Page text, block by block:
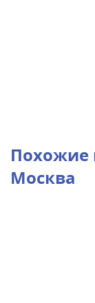
Похожие
Москва